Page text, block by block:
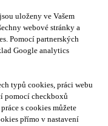
uloženy ve Vašem
webové stránky a
Pomocí partnerských
Google analytics
typů cookies, práci webu
pomocí checkboxů
s cookies můžete
přímo v nastavení